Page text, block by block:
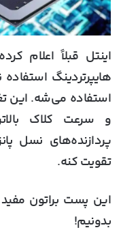
استفاده می‌شه. این
و سرعت کلاک
پردازنده‌های نسل
تقویت کنه.
این پست براتون
بدونیم!